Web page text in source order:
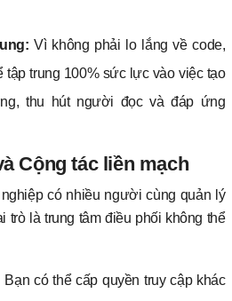
Vì không phải lo lắng về code,
tập trung 100% sức lực vào việc tạo
thu hút người đọc và đáp ứng
Cộng tác liền mạch
có nhiều người cùng quản lý
trò là trung tâm điều phối không thể
Bạn có thể cấp quyền truy cập khác